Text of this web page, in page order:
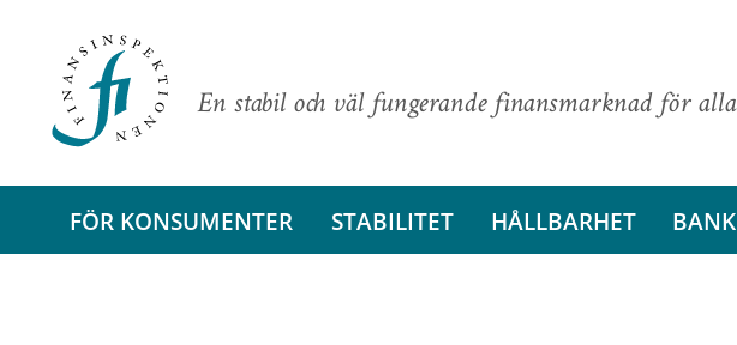
En stabil och väl fungerande finansmarknad för alla
FÖR KONSUMENTER STABILITET HÅLLBARHET BANK